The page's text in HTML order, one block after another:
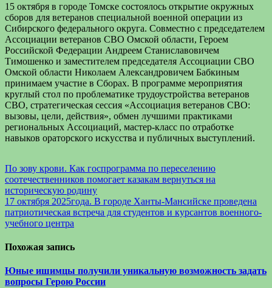
15 октября в городе Томске состоялось открытие окружных
сборов для ветеранов специальной военной операции из
Сибирского федерального округа. Совместно с председателем
Ассоциации ветеранов СВО Омской области, Героем
Российской Федерации Андреем Станиславовичем
Тимошенко и заместителем председателя Ассоциации СВО
Омской области Николаем Александровичем Бабкиным
принимаем участие в Сборах. В программе мероприятия
круглый стол по проблематике трудоустройства ветеранов
СВО, стратегическая сессия «Ассоциация ветеранов СВО:
вызовы, цели, действия», обмен лучшими практиками
региональных Ассоциаций, мастер-класс по отработке
навыков ораторского искусства и публичных выступлений.
Навигация
по
записям
По зову крови. Как госпрограмма по переселению
соотечественников помогает казакам вернуться на
историческую родину
17 октября 2025года. В городе Ханты-Мансийске проведена
патриотическая встреча для студентов и курсантов военного-
учебного центра
Похожая запись
Юные ишимцы получили уникальную возможность задать
вопросы Герою России